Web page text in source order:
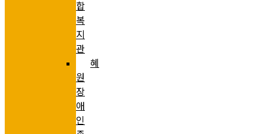
합
복
지
관
혜
원
장
애
인